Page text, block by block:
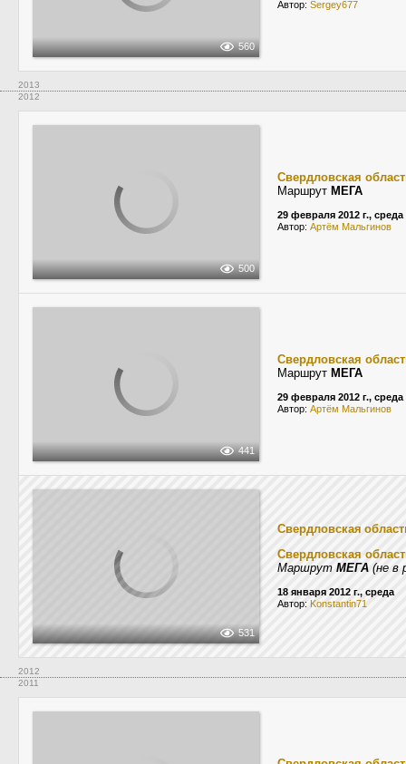
560
Автор: Sergey677
2013
2012
500
Свердловская
Маршрут МЕГА
29 февраля 2012 г., среда
Автор: Артём Мальгинов
441
Свердловская
Маршрут МЕГА
29 февраля 2012 г., среда
Автор: Артём Мальгинов
531
Свердловская
Свердловская
Маршрут МЕГА (не в
18 января 2012 г., среда
Автор: Konstantin71
2012
2011